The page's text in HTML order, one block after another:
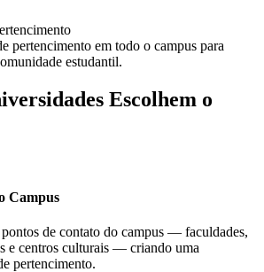
pertencimento em todo o campus para
estudantil.
Escolhem o
Campus
de contato do campus — faculdades,
e centros culturais — criando uma
pertencimento.